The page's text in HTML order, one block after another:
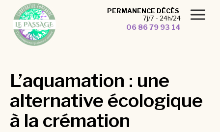
Panneau de gestion des cookies
PERMANENCE DÉCÈS
7j/7 - 24h/24
06 86 79 93 14
L’aquamation : une
alternative écologique
à la crémation